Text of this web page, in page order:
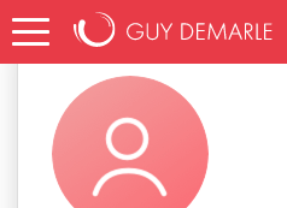
Accueil carinet_b451